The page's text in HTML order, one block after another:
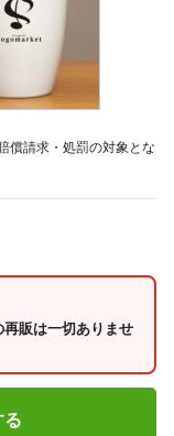
償請求・処罰の対象とな
販は一切ありませ
る